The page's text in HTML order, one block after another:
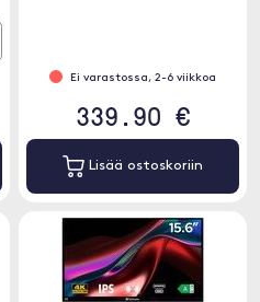
Ei varastossa, 2-6 viikkoa
339.90 €
Lisää ostoskoriin